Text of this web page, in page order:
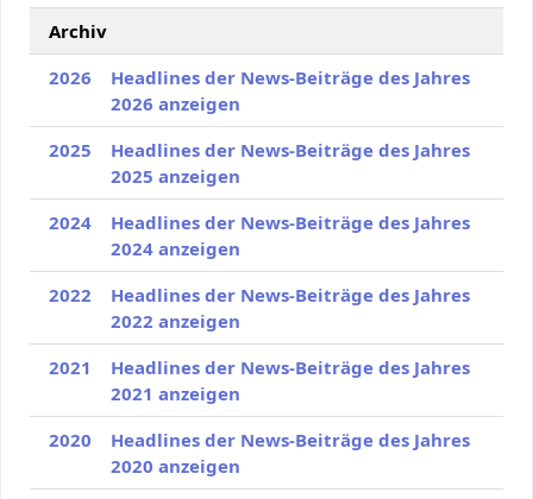
Archiv
2026
Headlines der News-Beiträge des Jahres
2026 anzeigen
2025
Headlines der News-Beiträge des Jahres
2025 anzeigen
2024
Headlines der News-Beiträge des Jahres
2024 anzeigen
2022
Headlines der News-Beiträge des Jahres
2022 anzeigen
2021
Headlines der News-Beiträge des Jahres
2021 anzeigen
2020
Headlines der News-Beiträge des Jahres
2020 anzeigen